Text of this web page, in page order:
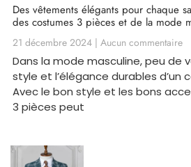
Des vêtements élégants pour chaque
des costumes 3 pièces et de la mode
21 décembre 2024 Aucun commentaire
Dans la mode masculine, peu
style et l’élégance durables d’un
Avec le bon style et les bons
3 pièces peut